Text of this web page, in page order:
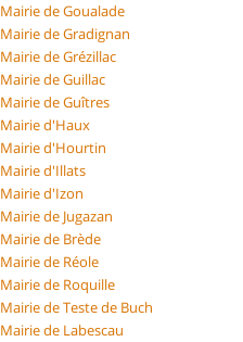
Mairie de Goualade
Mairie de Gradignan
Mairie de Grézillac
Mairie de Guillac
Mairie de Guîtres
Mairie d'Haux
Mairie d'Hourtin
Mairie d'Illats
Mairie d'Izon
Mairie de Jugazan
Mairie de Brède
Mairie de Réole
Mairie de Roquille
Mairie de Teste de Buch
Mairie de Labescau